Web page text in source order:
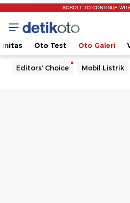
SCROLL TO CONTINUE
Oto Test Oto Galeri
Editors' Choice Mobil Listrik